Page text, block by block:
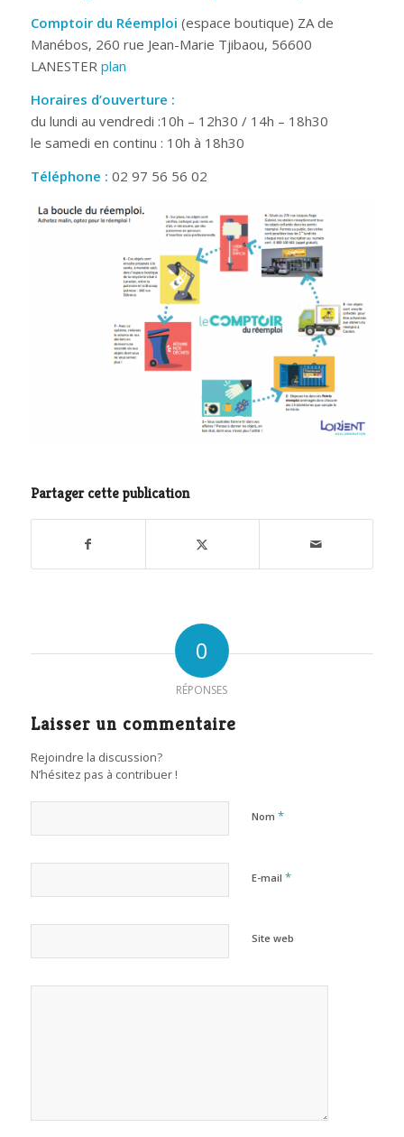
Comptoir du Réemploi (espace boutique) ZA de
Manébos, 260 rue Jean-Marie Tjibaou, 56600
LANESTER plan
Horaires d’ouverture :
du lundi au vendredi :10h – 12h30 / 14h – 18h30
le samedi en continu : 10h à 18h30
Téléphone : 02 97 56 56 02
Partager cette publication
0
RÉPONSES
Laisser un commentaire
Rejoindre la discussion?
N’hésitez pas à contribuer !
Nom *
E-mail *
Site web